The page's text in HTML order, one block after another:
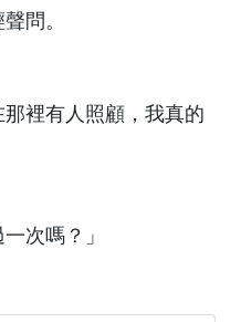
問。
裡有人照顧，我真的
次嗎？」